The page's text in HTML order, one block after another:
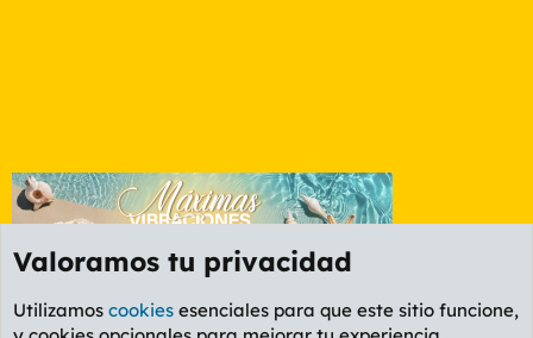
Valoramos tu privacidad
Utilizamos cookies esenciales para que este sitio funcione,